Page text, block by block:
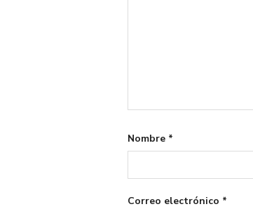
Nombre *
Correo electrónico *